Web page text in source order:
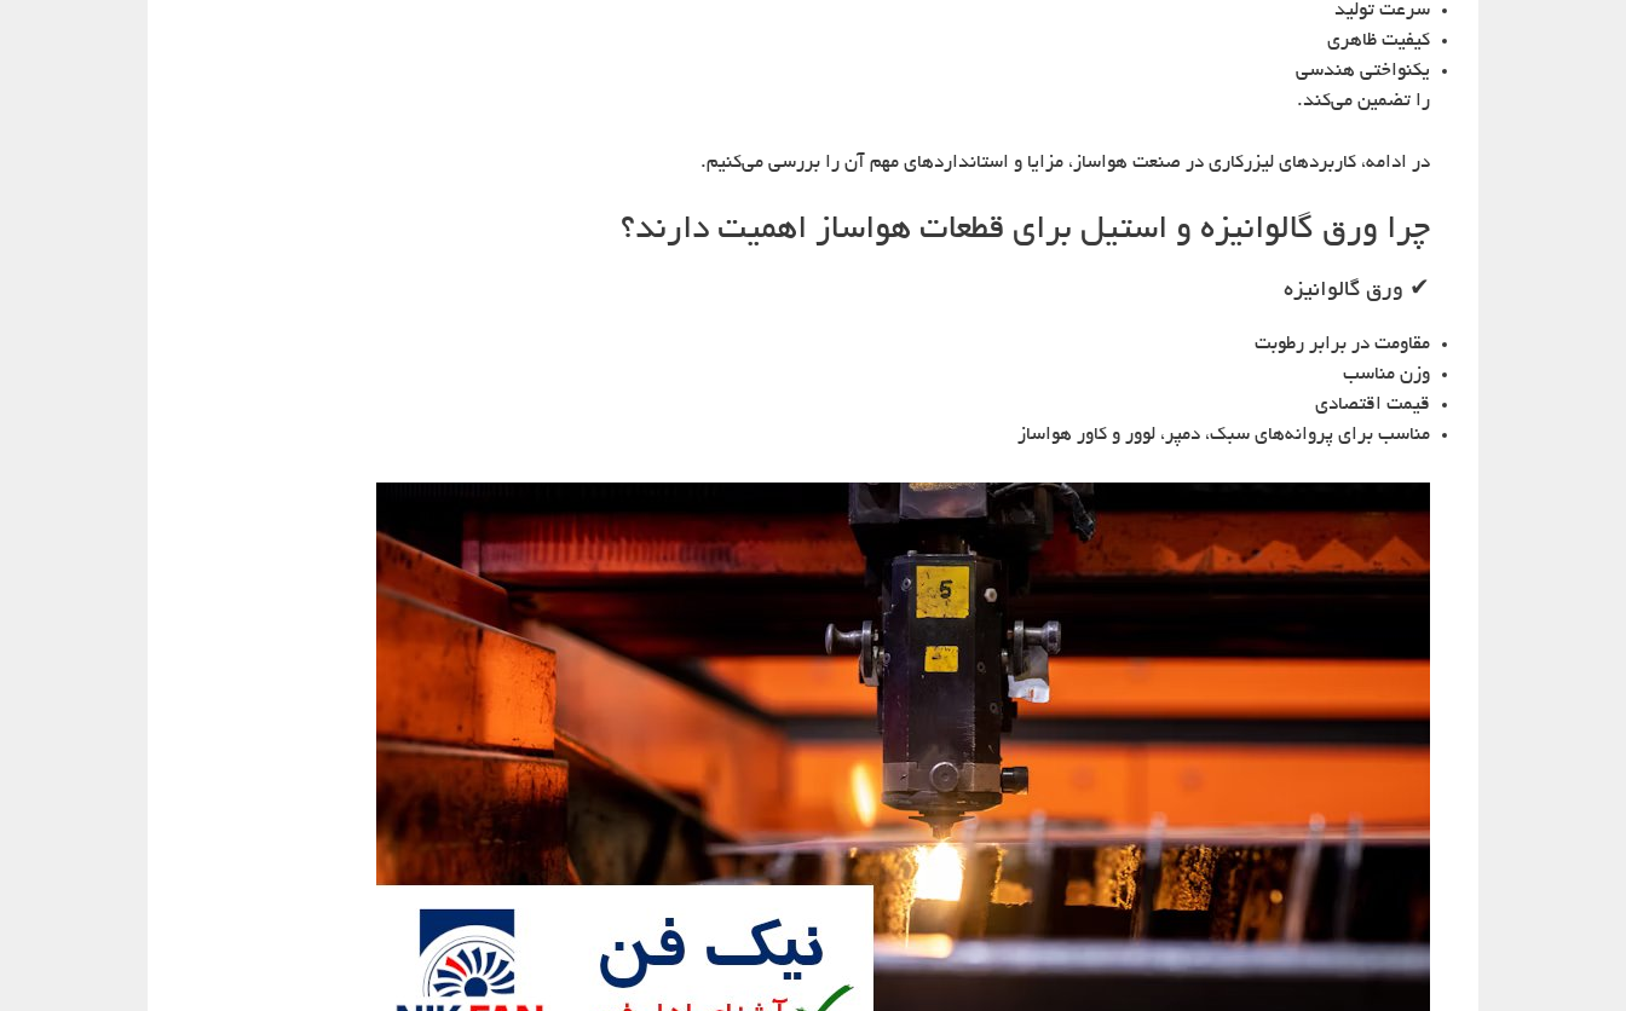
سرعت تولید
کیفیت ظاهری
یکنواختی هندسی
را تضمین می‌کند.
در ادامه، کاربردهای لیزرکاری در صنعت هواساز، مزایا و استانداردهای مهم آن را بررسی می‌کنیم.
چرا ورق گالوانیزه و استیل برای قطعات هواساز اهمیت دارند؟
✔ ورق گالوانیزه
مقاومت در برابر رطوبت
وزن مناسب
قیمت اقتصادی
مناسب برای پروانه‌های سبک، دمپر، لوور و کاور هواساز